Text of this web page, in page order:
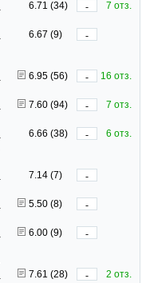
6.71 (34) -
7 отз.
6.67 (9)
-
6.95 (56) -
16 отз.
7.60 (94) -
7 отз.
6.66 (38) -
6 отз.
7.14 (7)
-
5.50 (8)
-
6.00 (9)
-
7.61 (28) -
2 отз.